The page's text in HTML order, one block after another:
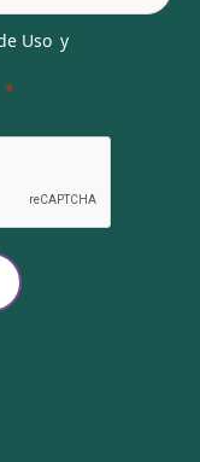
Uso y